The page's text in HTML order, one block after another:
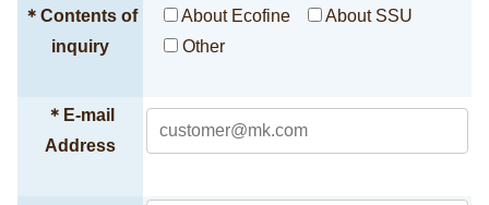
＊ Contents of
inquiry
About Ecofine
About SSU
Other
＊ E-mail
Address